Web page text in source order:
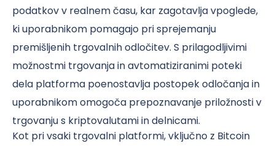
podatkov v realnem času, kar zagotavlja vpoglede,
ki uporabnikom pomagajo pri sprejemanju
premišljenih trgovalnih odločitev. S prilagodljivimi
možnostmi trgovanja in avtomatiziranimi poteki
dela platforma poenostavlja postopek odločanja in
uporabnikom omogoča prepoznavanje priložnosti v
trgovanju s kriptovalutami in delnicami.
Kot pri vsaki trgovalni platformi, vključno z Bitcoin